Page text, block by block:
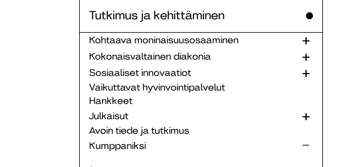
Tutkimus ja kehittäminen
Kohtaava moninaisuusosaaminen
Kokonaisvaltainen diakonia
Sosiaaliset innovaatiot
Vaikuttavat hyvinvointipalvelut
Hankkeet
Julkaisut
Avoin tiede ja tutkimus
Kumppaniksi